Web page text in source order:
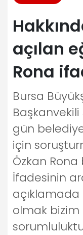
açılan
Rona
Bursa
gün
için
Özkan
İfadesinin
açıklamada
olmak bizim